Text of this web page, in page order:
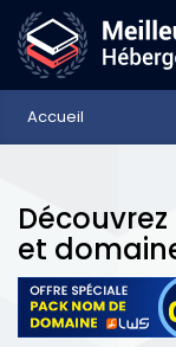
Accueil
et